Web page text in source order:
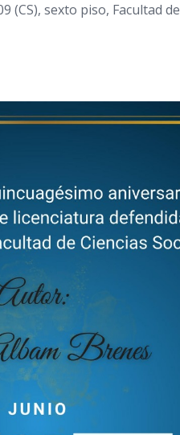
(CS), sexto piso, Facultad de